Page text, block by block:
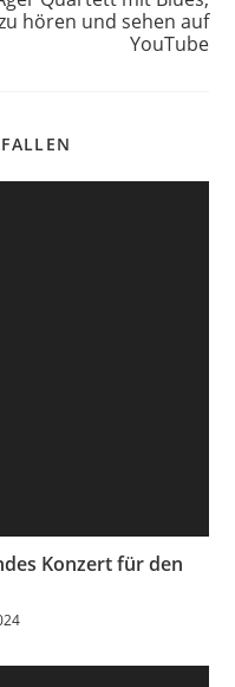
hören und sehen auf
YouTube
Konzert für den